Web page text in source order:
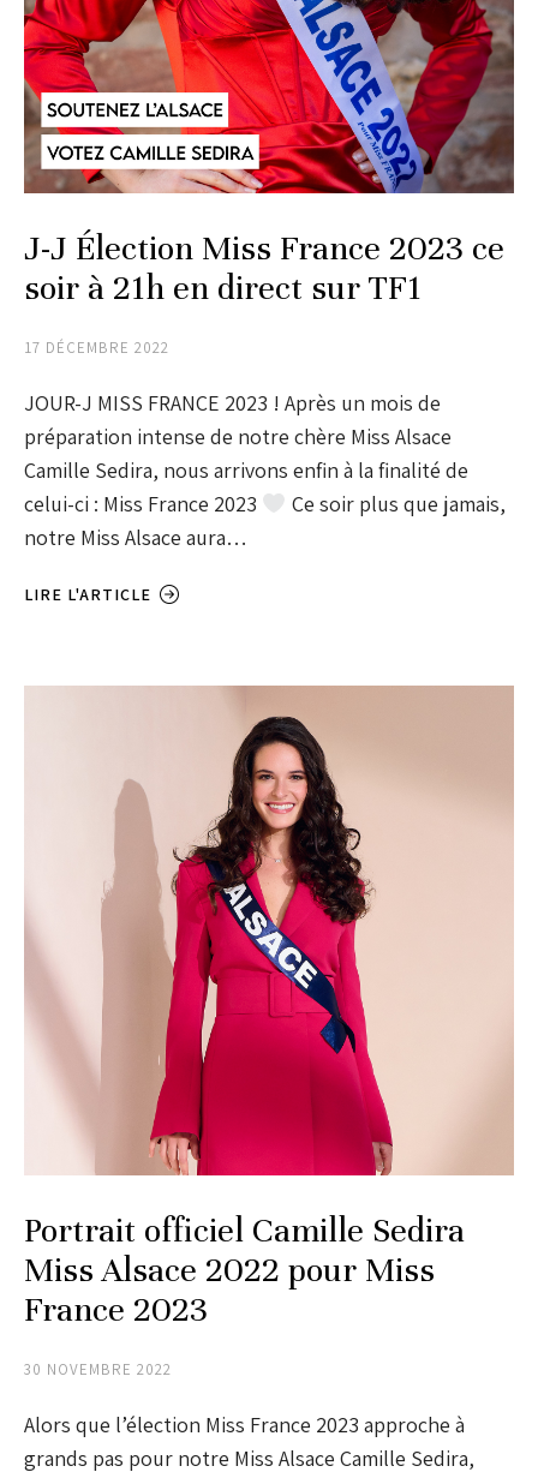
J-J Élection Miss France 2023 ce
soir à 21h en direct sur TF1
17 DÉCEMBRE 2022
JOUR-J MISS FRANCE 2023 ! Après un mois de
préparation intense de notre chère Miss Alsace
Camille Sedira, nous arrivons enfin à la finalité de
celui-ci : Miss France 2023
Ce soir plus que jamais,
notre Miss Alsace aura…
LIRE L'ARTICLE
Portrait officiel Camille Sedira
Miss Alsace 2022 pour Miss
France 2023
30 NOVEMBRE 2022
Alors que l’élection Miss France 2023 approche à
grands pas pour notre Miss Alsace Camille Sedira,